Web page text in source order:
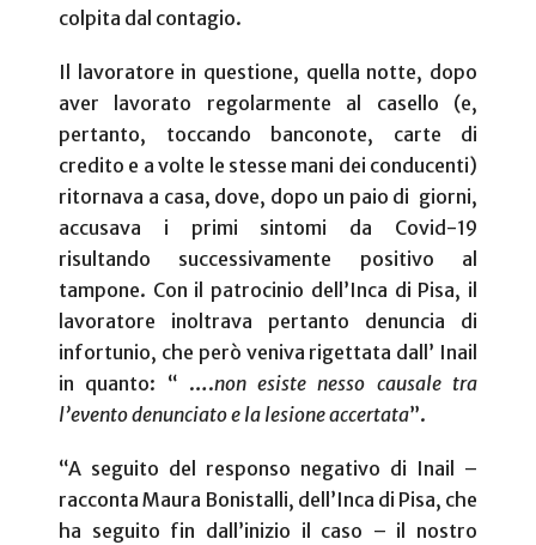
colpita dal contagio.
Il lavoratore in questione, quella notte, dopo
aver lavorato regolarmente al casello (e,
pertanto, toccando banconote, carte di
credito e a volte le stesse mani dei conducenti)
ritornava a casa, dove, dopo un paio di giorni,
accusava i primi sintomi da Covid-19
risultando successivamente positivo al
tampone. Con il patrocinio dell’Inca di Pisa, il
lavoratore inoltrava pertanto denuncia di
infortunio, che però veniva rigettata dall’ Inail
in quanto: “ ….non esiste nesso causale tra
l’evento denunciato e la lesione accertata”.
“A seguito del responso negativo di Inail –
racconta Maura Bonistalli, dell’Inca di Pisa, che
ha seguito fin dall’inizio il caso – il nostro